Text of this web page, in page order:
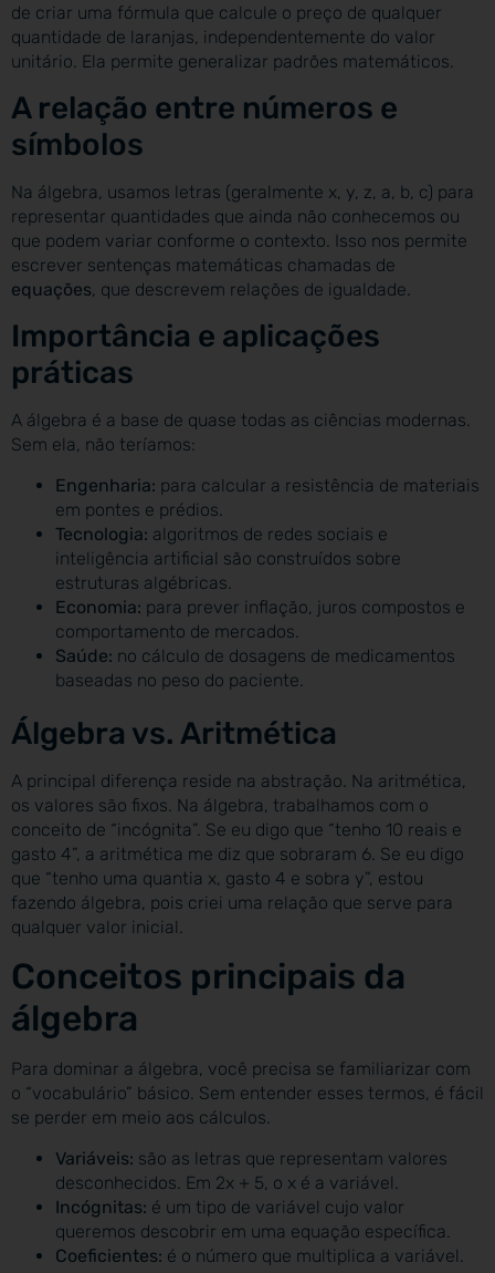
de criar uma fórmula que calcule o preço de qualquer
quantidade de laranjas, independentemente do valor
unitário. Ela permite generalizar padrões matemáticos.
A relação entre números e
símbolos
Na álgebra, usamos letras (geralmente x, y, z, a, b, c) para
representar quantidades que ainda não conhecemos ou
que podem variar conforme o contexto. Isso nos permite
escrever sentenças matemáticas chamadas de
equações, que descrevem relações de igualdade.
Importância e aplicações
práticas
A álgebra é a base de quase todas as ciências modernas.
Sem ela, não teríamos:
Engenharia: para calcular a resistência de materiais
em pontes e prédios.
Tecnologia: algoritmos de redes sociais e
inteligência artificial são construídos sobre
estruturas algébricas.
Economia: para prever inflação, juros compostos e
comportamento de mercados.
Saúde: no cálculo de dosagens de medicamentos
baseadas no peso do paciente.
Álgebra vs. Aritmética
A principal diferença reside na abstração. Na aritmética,
os valores são fixos. Na álgebra, trabalhamos com o
conceito de “incógnita”. Se eu digo que “tenho 10 reais e
gasto 4”, a aritmética me diz que sobraram 6. Se eu digo
que “tenho uma quantia x, gasto 4 e sobra y”, estou
fazendo álgebra, pois criei uma relação que serve para
qualquer valor inicial.
Conceitos principais da
álgebra
Para dominar a álgebra, você precisa se familiarizar com
o “vocabulário” básico. Sem entender esses termos, é fácil
se perder em meio aos cálculos.
Variáveis: são as letras que representam valores
desconhecidos. Em 2x + 5, o x é a variável.
Incógnitas: é um tipo de variável cujo valor
queremos descobrir em uma equação específica.
Coeficientes: é o número que multiplica a variável.